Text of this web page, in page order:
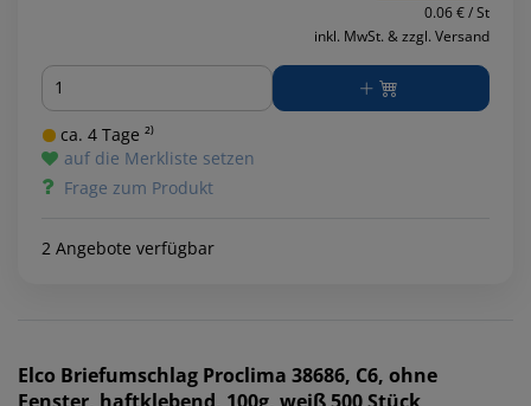
0.06 € / St
inkl. MwSt. & zzgl. Versand
Menge
ca. 4 Tage ²⁾
auf die Merkliste setzen
Frage zum Produkt
2 Angebote verfügbar
Elco Briefumschlag Proclima 38686, C6, ohne